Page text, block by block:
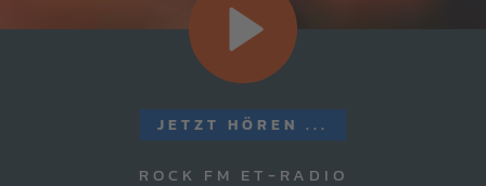
JETZT HÖREN ...
ROCK FM ET-RADIO